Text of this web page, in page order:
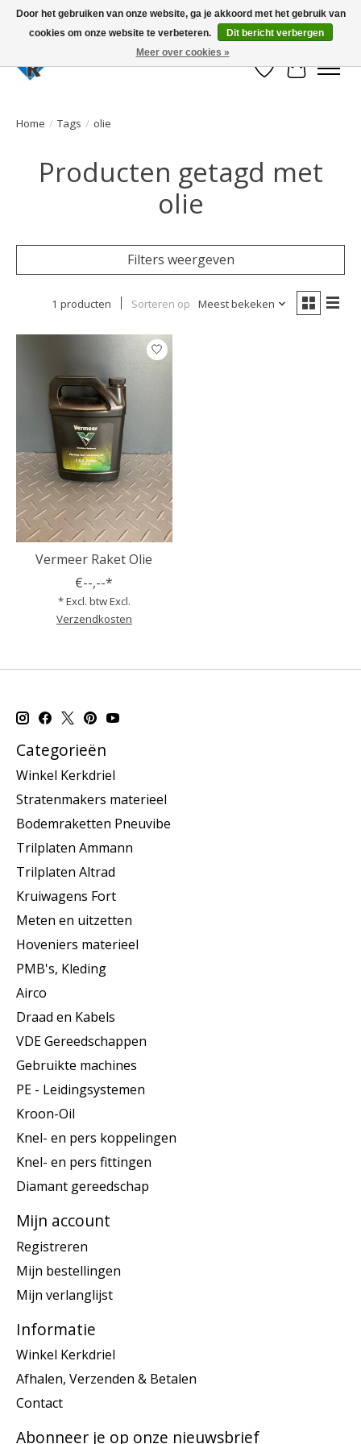
Large selection of products and fast shipping!
Verlanglijst
Home / Tags / olie
Producten getagd met
olie
Filters weergeven
1 producten Sorteren op Meest bekeken
Vermeer Raket Olie
€--,--*
* Excl. btw Excl.
Verzendkosten
Categorieën
Winkel Kerkdriel
Stratenmakers materieel
Bodemraketten Pneuvibe
Trilplaten Ammann
Trilplaten Altrad
Kruiwagens Fort
Meten en uitzetten
Hoveniers materieel
PMB's, Kleding
Airco
Draad en Kabels
VDE Gereedschappen
Gebruikte machines
PE - Leidingsystemen
Kroon-Oil
Knel- en pers koppelingen
Knel- en pers fittingen
Diamant gereedschap
Mijn account
Registreren
Mijn bestellingen
Mijn verlanglijst
Informatie
Winkel Kerkdriel
Afhalen, Verzenden & Betalen
Contact
Abonneer je op onze nieuwsbrief
Door het gebruiken van onze website, ga je akkoord met het gebruik van
cookies om onze website te verbeteren.
Dit bericht verbergen
Meer over cookies »